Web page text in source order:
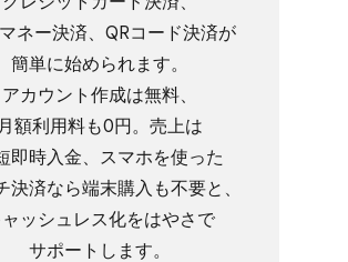
ネー決済、​QRコード決済が​
簡単に​始められます。​
アカウント作成は​無料、​
月額利用料も​0円。​売上は​
即時入金、​スマホを​使った​
決済なら​端末購入も​不要と、​
ッシュレス化を​はやさで​
サポートします。